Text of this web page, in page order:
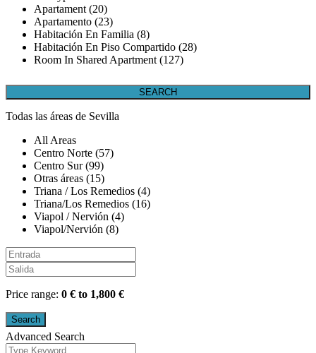
Apartament (20)
Apartamento (23)
Habitación En Familia (8)
Habitación En Piso Compartido (28)
Room In Shared Apartment (127)
Todas las áreas de Sevilla
All Areas
Centro Norte (57)
Centro Sur (99)
Otras áreas (15)
Triana / Los Remedios (4)
Triana/Los Remedios (16)
Viapol / Nervión (4)
Viapol/Nervión (8)
Price range: 0 € to 1,800 €
Advanced Search